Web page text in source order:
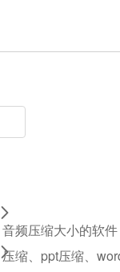
音频压缩大小的软
压缩、ppt压缩、